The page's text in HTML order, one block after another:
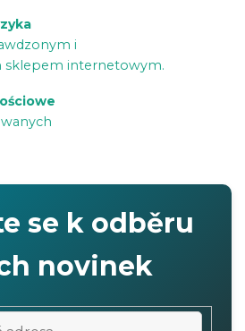
i
t
y
i
sklepem internetowym.
se k odběru
novinek